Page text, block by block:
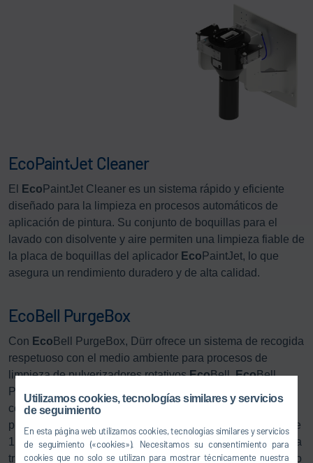
Utilizamos cookies, tecnologías similares y servicios
de seguimiento
En esta página web utilizamos cookies, tecnologías similares y servicios
de seguimiento («cookies»). Necesitamos su consentimiento para
cookies que no solo se utilizan para mostrar técnicamente nuestra
EcoPaintJet Cleaner
El Eco PaintJet Cleaner es un sistema rápido y eficiente
diseñado para la limpieza en procesos automáticos de
aplicación de pintura. Su conjunto de boquillas para el
lavado con disolvente y aire permiten una limpieza fiable de
la placa de boquillas del aplicador Eco PaintJet, lo que
asegura un rendimiento duradero y de alta calidad.
EcoBell PurgeBox
Con Eco Bell PurgeBox, Dürr ofrece un sistema de recogida
respetuoso con el medio ambiente para procesos de
limpieza de pulverizadores rotativosEcoBell.EcoBell
PurgeBox se utiliza en el pintado automatizado y
complementa elEco
Bell Cleaner D2. Se utiliza con
pinturas de 2 componentes. Al contrario que las pinturas de
1 componente, los medios de 2 componentes no se lavan a
través del retorno del pulverizador integrado en el conducto